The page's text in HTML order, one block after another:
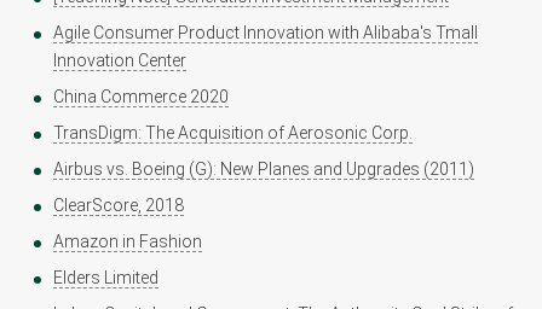
Agile Consumer Product Innovation with Alibaba's Tmall
Innovation Center
China Commerce 2020
TransDigm: The Acquisition of Aerosonic Corp.
Airbus vs. Boeing (G): New Planes and Upgrades (2011)
ClearScore, 2018
Amazon in Fashion
Elders Limited